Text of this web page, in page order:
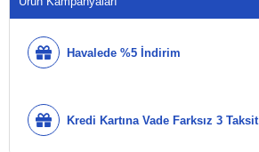
Havalede %5 İndirim
Kredi Kartına Vade Farksız 3 Taksit